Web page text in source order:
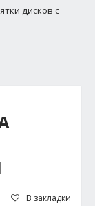
дисков с
В закладки